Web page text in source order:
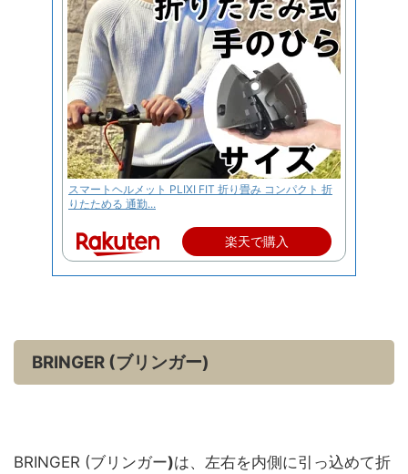
スマートヘルメット PLIXI FIT 折り畳み コンパクト 折
りたためる 通勤...
楽天で購入
BRINGER (ブリンガー)
BRINGER (ブリンガー)は、左右を内側に引っ込めて折